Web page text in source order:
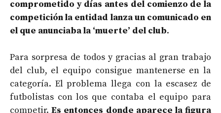
comprometido y días antes del comienzo de la
competición la entidad lanza un comunicado en
el que anunciaba la ‘muerte’ del club.
Para sorpresa de todos y gracias al gran trabajo
del club, el equipo consigue mantenerse en la
categoría. El problema llega con la escasez de
futbolistas con los que contaba el equipo para
competir.Es entonces donde aparece la figura